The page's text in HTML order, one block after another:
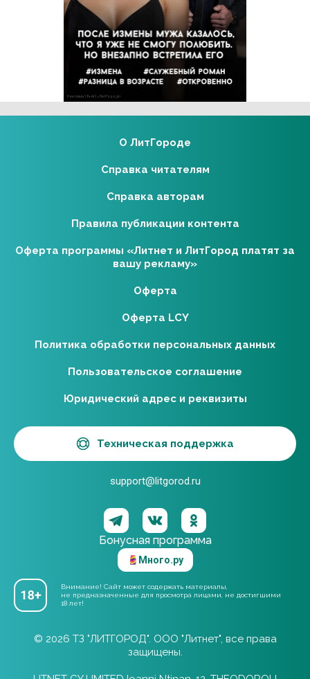
Реклама 18+ АО «ЛитГород»
Бонусная программа
Много.ру
Внимание! Сайт может содержать материалы,
не предназначенные для просмотра лицами, не достигшими
18 лет!
О ЛитГороде
Справка читателям
Справка авторам
Правила публикации контента
Оферта программы «Литнет и ЛитГород платят за
вашу рекламу»
Оферта
Оферта LCY
Политика обработки персональных данных
Пользовательское соглашение
Юридический адрес и реквизиты
Техническая поддержка
support@litgorod.ru
© 2026 ТЗ "ЛИТГОРОД". ООО "Литнет", все права
защищены.